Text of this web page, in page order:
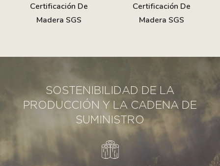
Certificación De
Madera SGS
Certificación De
Madera SGS
SOSTENIBILIDAD DE LA
PRODUCCIÓN Y LA CADENA DE
SUMINISTRO